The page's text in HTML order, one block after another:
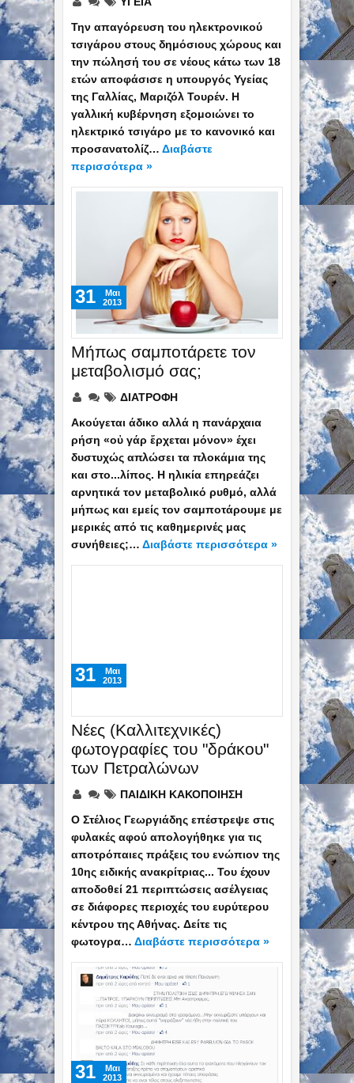
Την απαγόρευση του ηλεκτρονικού
τσιγάρου στους δημόσιους χώρους και
την πώλησή του σε νέους κάτω των 18
ετών αποφάσισε η υπουργός Υγείας
της Γαλλίας, Μαριζόλ Τουρέν. Η
γαλλική κυβέρνηση εξομοιώνει το
ηλεκτρικό τσιγάρο με το κανονικό και
προσανατολίζ… Διαβάστε
περισσότερα »
Μήπως σαμποτάρετε τον
μεταβολισμό σας;
ΔΙΑΤΡΟΦΗ
Ακούγεται άδικο αλλά η πανάρχαια
ρήση «οὐ γάρ ἔρχεται μόνον» έχει
δυστυχώς απλώσει τα πλοκάμια της
και στο...λίπος. Η ηλικία επηρεάζει
αρνητικά τον μεταβολικό ρυθμό, αλλά
μήπως και εμείς τον σαμποτάρουμε με
μερικές από τις καθημερινές μας
συνήθειες;… Διαβάστε περισσότερα »
31
Mαι
2013
Νέες (Καλλιτεχνικές)
φωτογραφίες του "δράκου"
των Πετραλώνων
ΠΑΙΔΙΚΗ ΚΑΚΟΠΟΙΗΣΗ
Ο Στέλιος Γεωργιάδης επέστρεψε στις
φυλακές αφού απολογήθηκε για τις
αποτρόπαιες πράξεις του ενώπιον της
10ης ειδικής ανακρίτριας... Του έχουν
αποδοθεί 21 περιπτώσεις ασέλγειας
σε διάφορες περιοχές του ευρύτερου
κέντρου της Αθήνας. Δείτε τις
φωτογρα… Διαβάστε περισσότερα »
31
Mαι
2013
31
Mαι
2013